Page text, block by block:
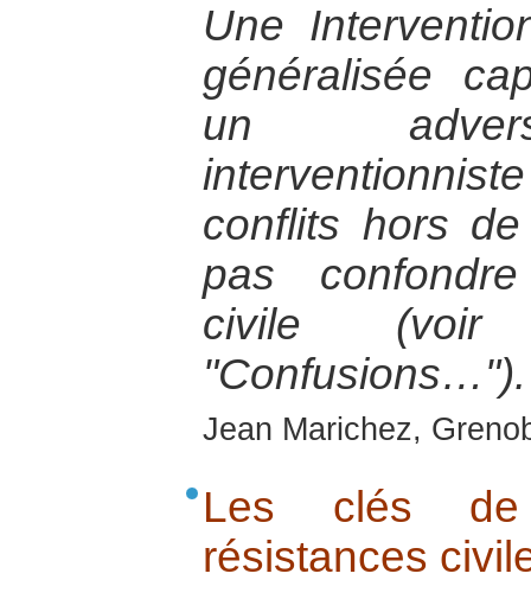
Une
généralisée
un
conflits hors
pas
civile (voir
"Confusions…").
Jean Marichez,
Les clés
résistances